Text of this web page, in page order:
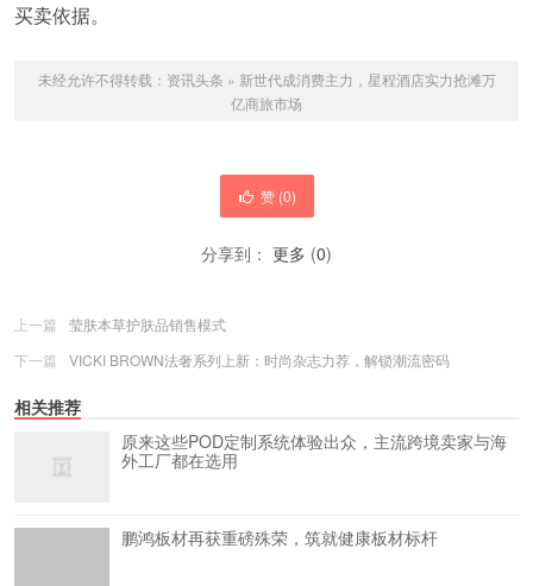
买卖依据。
未经允许不得转载： 资讯头条 » 新世代成消费主力，星程酒店实力抢滩万
亿商旅市场
赞 (0)
分享到： 更多 (0)
上一篇
莹肤本草护肤品销售模式
下一篇
VICKI BROWN法奢系列上新：时尚杂志力荐，解锁潮流密码
相关推荐
原来这些POD定制系统体验出众，主流跨境卖家与海
外工厂都在选用
鹏鸿板材再获重磅殊荣，筑就健康板材标杆